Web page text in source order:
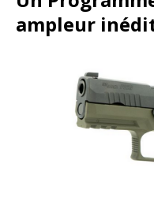
ampleur